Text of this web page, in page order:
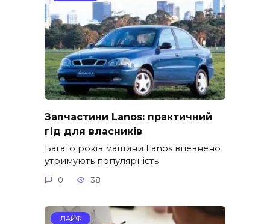
Запчастини Lanos: практичний
гід для власників
Багато років машини Lanos впевнено
утримують популярність
0 38
ЛАЙФ